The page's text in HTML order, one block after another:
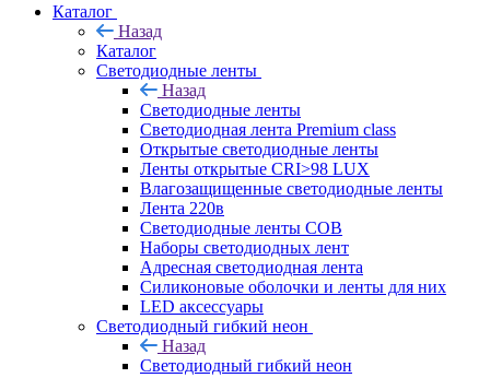
Каталог
Назад
Каталог
Светодиодные ленты
Назад
Светодиодные ленты
Светодиодная лента Premium class
Открытые светодиодные ленты
Ленты открытые CRI>98 LUX
Влагозащищенные светодиодные ленты
Лента 220в
Светодиодные ленты COB
Наборы светодиодных лент
Адресная светодиодная лента
Силиконовые оболочки и ленты для них
LED аксессуары
Светодиодный гибкий неон
Назад
Светодиодный гибкий неон